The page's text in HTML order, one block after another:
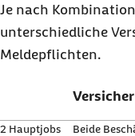
Je nach
unterschiedliche
Meldepflichten.
2 Hauptjobs
Beide